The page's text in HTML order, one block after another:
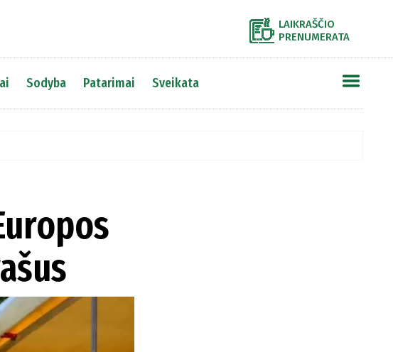
LAIKRAŠČIO
PRENUMERATA
Sodyba Patarimai Sveikata